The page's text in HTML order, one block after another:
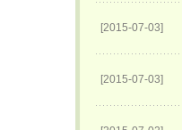
[2015-07-03]
[2015-07-03]